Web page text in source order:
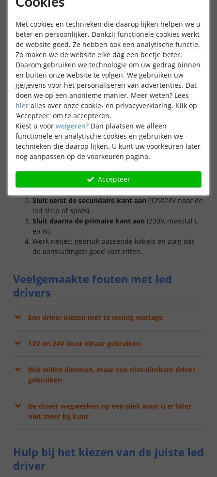
Vermogen berekenen bij led spots
Formule: aantal spots × watt per spot = totaal watt
Formule : aantal of meters × watt
Led driver aansluiten zonder
technische kennis
Een led driver aansluiten is vaak eenvoudiger dan u denkt,
zolang u veilig en stap voor stap werkt.
Schakel de stroom uitin de meterkast en
controleer of alles spanningsvrij is.
Sluit eerst de secundaire kant aan (12V/24V naar de
led strip of spots).
Sluit daarna de primaire kant aan (230V, meestal L
en N).
Werk netjes: gebruik passende kabels en zorg dat
de aansluitingen goed vast zitten.
Veelgemaakte fouten met led
drivers
Een driver kiezen met te weinig wattage
12V en 24V door elkaar gebruiken
Wel willen dimmen, maar een niet-dimbare driver
gebruiken
De driver wegwerken op een plek waar u er later
niet meer bij kunt
Hulp bij het kiezen van de juiste led
driver
Met cookies en technieken die daarop lijken helpen we u
beter en persoonlijker. Dankzij functionele cookies werkt
de website goed. Ze hebben ook een analytische functie.
Zo maken we de website elke dag een beetje beter.
Daarom gebruiken we technologie om uw gedrag binnen
en buiten onze website te volgen. We gebruiken uw
gegevens voor het personaliseren van advertenties. Dat
doen we op een anonieme manier. Meer weten? Lees
hier alles over onze cookie- en privacyverklaring. Klik op
'Accepteer' om te accepteren.
Kiest u voor weigeren? Dan plaatsen we alleen
functionele en analytische cookies en gebruiken we
technieken die daarop lijken. U kunt uw voorkeuren later
nog aanpassen op de voorkeuren pagina.
Accepteer